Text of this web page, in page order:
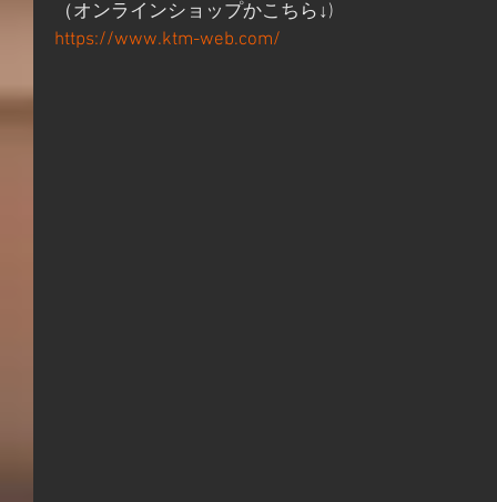
（オンラインショップかこちら↓)
https://www.ktm-web.com/